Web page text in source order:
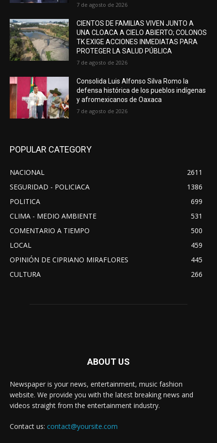
7 de agosto de 2026
CIENTOS DE FAMILIAS VIVEN JUNTO A
UNA CLOACA A CIELO ABIERTO; COLONOS
TK EXIGE ACCIONES INMEDIATAS PARA
PROTEGER LA SALUD PÚBLICA
7 de agosto de 2026
Consolida Luis Alfonso Silva Romo la
defensa histórica de los pueblos indígenas
y afromexicanos de Oaxaca
7 de agosto de 2026
POPULAR CATEGORY
NACIONAL
2611
SEGURIDAD - POLICIACA
1386
POLITICA
699
CLIMA - MEDIO AMBIENTE
531
COMENTARIO A TIEMPO
500
LOCAL
459
OPINIÓN DE CIPRIANO MIRAFLORES
445
CULTURA
266
ABOUT US
Newspaper is your news, entertainment, music fashion
website. We provide you with the latest breaking news and
videos straight from the entertainment industry.
Contact us: contact@yoursite.com